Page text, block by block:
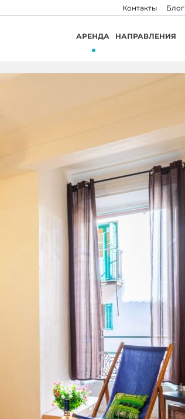
Блог
Контакты
АРЕНДА НАПРАВЛЕНИЯ